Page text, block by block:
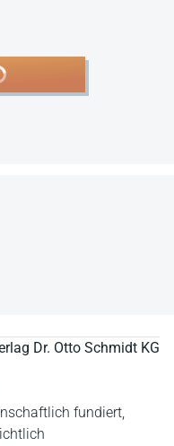
Dr. Otto Schmidt KG
fundiert,